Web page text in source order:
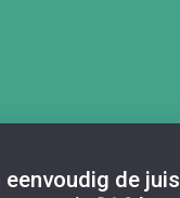
eenvoudig de